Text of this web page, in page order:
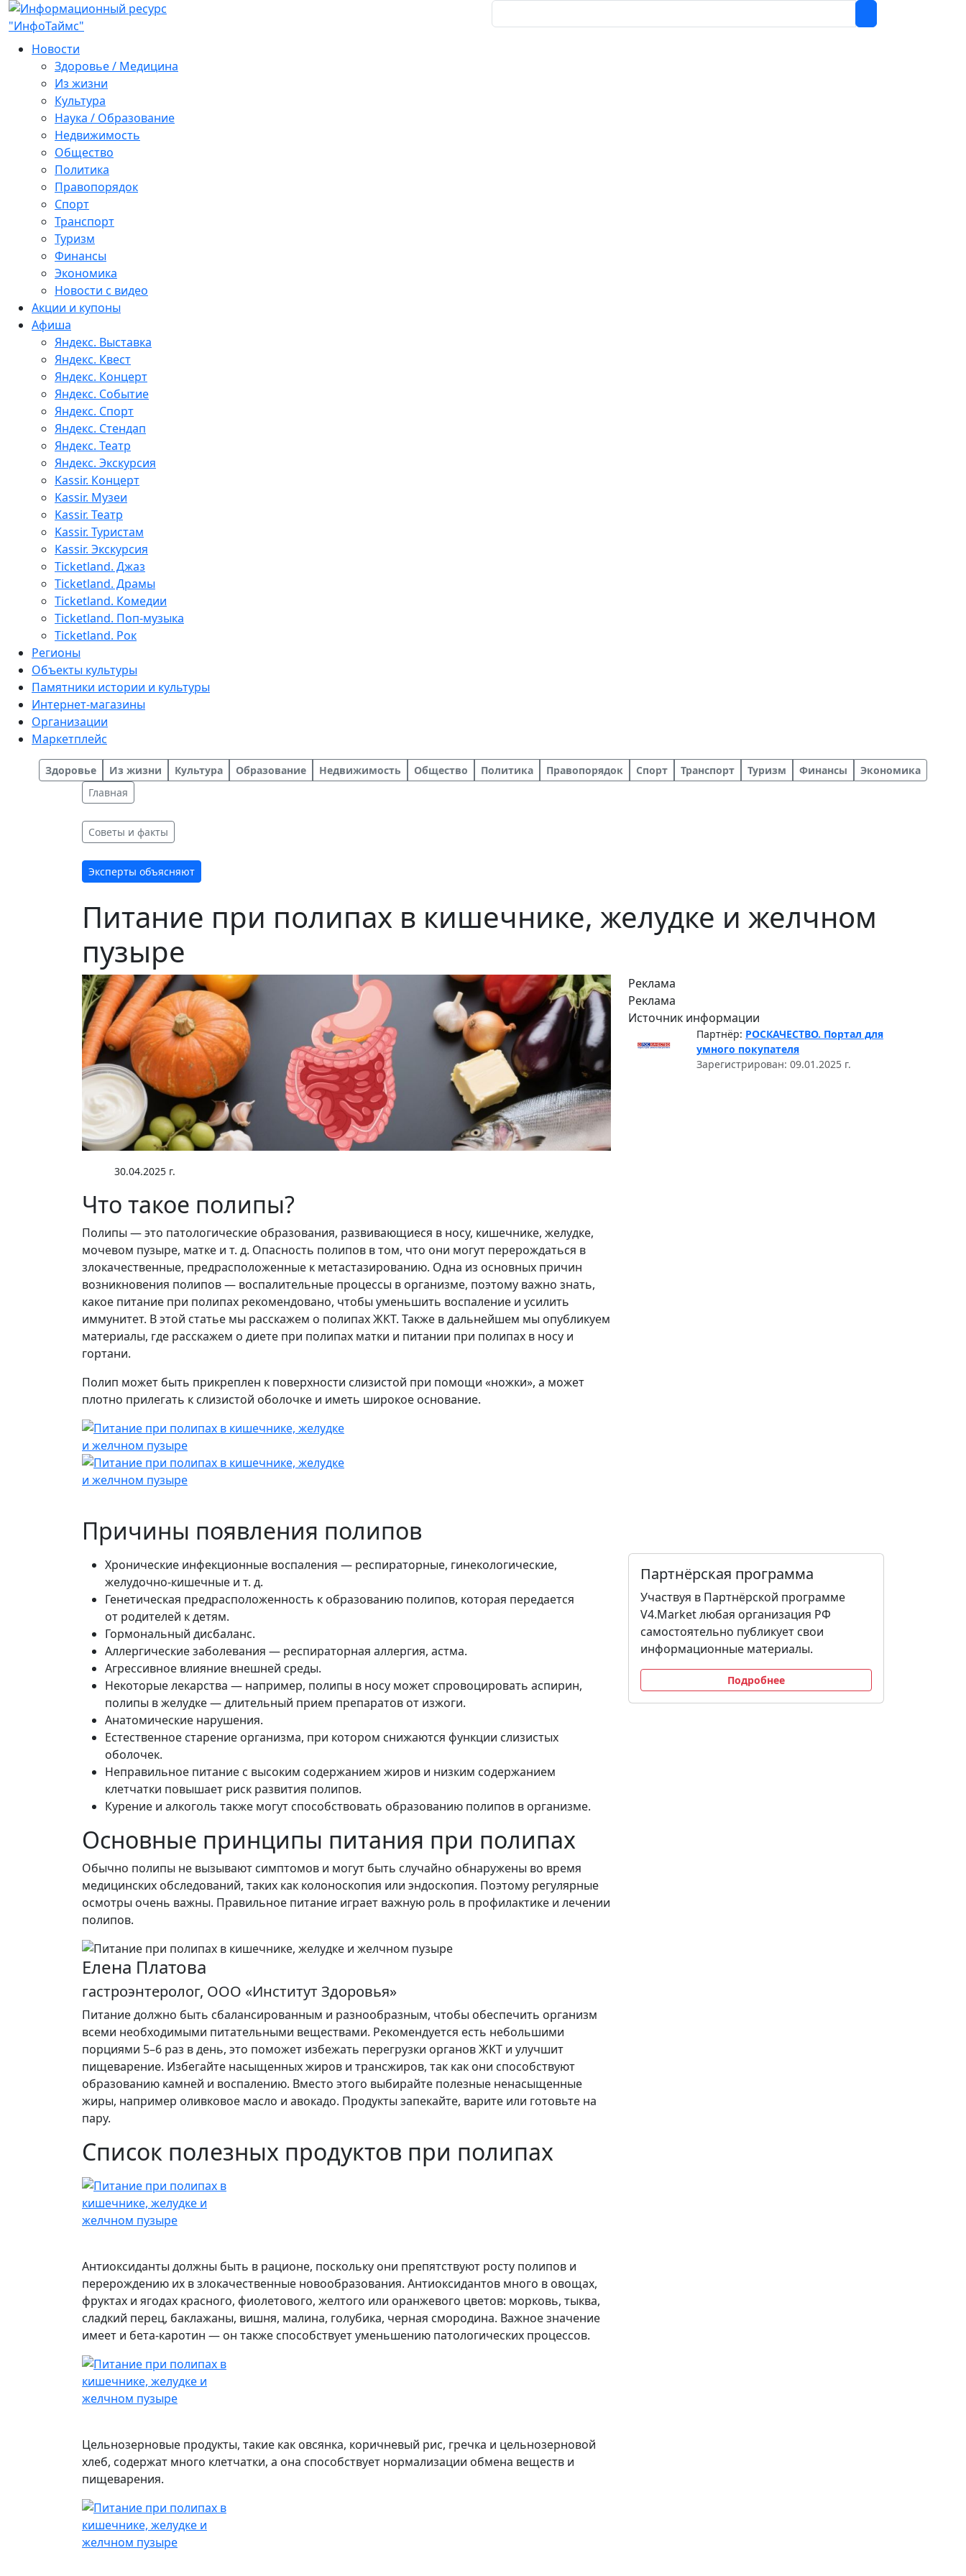
Новости
Здоровье / Медицина
Из жизни
Культура
Наука / Образование
Недвижимость
Общество
Политика
Правопорядок
Спорт
Транспорт
Туризм
Финансы
Экономика
Новости с видео
Акции и купоны
Афиша
Яндекс. Выставка
Яндекс. Квест
Яндекс. Концерт
Яндекс. Событие
Яндекс. Спорт
Яндекс. Стендап
Яндекс. Театр
Яндекс. Экскурсия
Kassir. Концерт
Kassir. Музеи
Kassir. Театр
Kassir. Туристам
Kassir. Экскурсия
Ticketland. Джаз
Ticketland. Драмы
Ticketland. Комедии
Ticketland. Поп-музыка
Ticketland. Рок
Регионы
Объекты культуры
Памятники истории и культуры
Интернет-магазины
Организации
Маркетплейс
Здоровье Из жизни Культура Образование Недвижимость Общество Политика Правопорядок Спорт Транспорт Туризм Финансы
Экономика
Главная
Советы и факты
Эксперты объясняют
Питание при полипах в кишечнике, желудке и желчном
пузыре
30.04.2025 г.
Что такое полипы?
Полипы — это патологические образования, развивающиеся в носу, кишечнике, желудке,
мочевом пузыре, матке и т. д. Опасность полипов в том, что они могут перерождаться в
злокачественные, предрасположенные к метастазированию. Одна из основных причин
возникновения полипов — воспалительные процессы в организме, поэтому важно знать,
какое питание при полипах рекомендовано, чтобы уменьшить воспаление и усилить
иммунитет. В этой статье мы расскажем о полипах ЖКТ. Также в дальнейшем мы опубликуем
материалы, где расскажем о диете при полипах матки и питании при полипах в носу и
гортани.
Полип может быть прикреплен к поверхности слизистой при помощи «ножки», а может
плотно прилегать к слизистой оболочке и иметь широкое основание.
Причины появления полипов
Хронические инфекционные воспаления — респираторные, гинекологические,
желудочно-кишечные и т. д.
Генетическая предрасположенность к образованию полипов, которая передается
от родителей к детям.
Гормональный дисбаланс.
Аллергические заболевания — респираторная аллергия, астма.
Агрессивное влияние внешней среды.
Некоторые лекарства — например, полипы в носу может спровоцировать аспирин,
полипы в желудке — длительный прием препаратов от изжоги.
Анатомические нарушения.
Естественное старение организма, при котором снижаются функции слизистых
оболочек.
Неправильное питание с высоким содержанием жиров и низким содержанием
клетчатки повышает риск развития полипов.
Курение и алкоголь также могут способствовать образованию полипов в организме.
Основные принципы питания при полипах
Обычно полипы не вызывают симптомов и могут быть случайно обнаружены во время
медицинских обследований, таких как колоноскопия или эндоскопия. Поэтому регулярные
осмотры очень важны. Правильное питание играет важную роль в профилактике и лечении
полипов.
Елена Платова
гастроэнтеролог, ООО «Институт Здоровья»
Питание должно быть сбалансированным и разнообразным, чтобы обеспечить организм
всеми необходимыми питательными веществами. Рекомендуется есть небольшими
порциями 5–6 раз в день, это поможет избежать перегрузки органов ЖКТ и улучшит
пищеварение. Избегайте насыщенных жиров и трансжиров, так как они способствуют
образованию камней и воспалению. Вместо этого выбирайте полезные ненасыщенные
жиры, например оливковое масло и авокадо. Продукты запекайте, варите или готовьте на
пару.
Список полезных продуктов при полипах
Антиоксиданты должны быть в рационе, поскольку они препятствуют росту полипов и
перерождению их в злокачественные новообразования. Антиоксидантов много в овощах,
фруктах и ягодах красного, фиолетового, желтого или оранжевого цветов: морковь, тыква,
сладкий перец, баклажаны, вишня, малина, голубика, черная смородина. Важное значение
имеет и бета-каротин — он также способствует уменьшению патологических процессов.
Цельнозерновые продукты, такие как овсянка, коричневый рис, гречка и цельнозерновой
хлеб, содержат много клетчатки, а она способствует нормализации обмена веществ и
пищеварения.
Реклама
Реклама
Источник информации
Партнёр: РОСКАЧЕСТВО. Портал для
умного покупателя
Зарегистрирован: 09.01.2025 г.
Партнёрская программа
Участвуя в Партнёрской программе
V4.Market любая организация РФ
самостоятельно публикует свои
информационные материалы.
Подробнее